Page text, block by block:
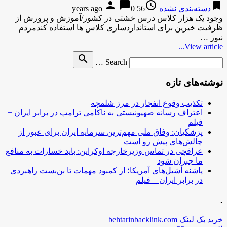
bookmark دسته‌بندی نشده access_time
56 years ago
person chat_bubble0
وجود یک هزار کلاس درس خشتی در کشور/آموزش و پرورش از
ظرفیت خیرین برای استانداردسازی کلاس ها استفاده کندمردم
نیوز …
View article...
Search …
search
نوشته‌های تازه
تکذیب وقوع انفجار در مرز شلمچه
اعتراف رسانه صهیونیستی به ناکامی ترامپ در برابر ایران +
فیلم
پزشکیان: وفاق ملی مهم‌ترین سرمایه ایران برای عبور از
چالش‌های پیش رو است
عراقچی در تماس وزیرخارجه اوکراین: باید خسارات به منافع
ما جبران شود
پاشنه آشیل‌های آمریکا؛ از کمبود مهمات تا بن‌بست راهبردی
در برابر ایران + فیلم
.
خرید بک لینک behtarinbacklink.com